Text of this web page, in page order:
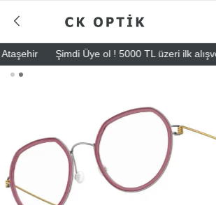
Şimdi Üye ol ! 5000 TL üzeri ilk